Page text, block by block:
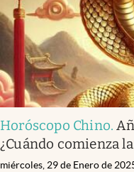
Horóscopo Chino.
¿Cuándo comienza
miércoles, 29 de Enero de